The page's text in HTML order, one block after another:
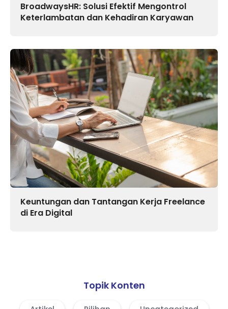
BroadwaysHR: Solusi Efektif Mengontrol
Keterlambatan dan Kehadiran Karyawan
Keuntungan dan Tantangan Kerja Freelance
di Era Digital
Topik Konten